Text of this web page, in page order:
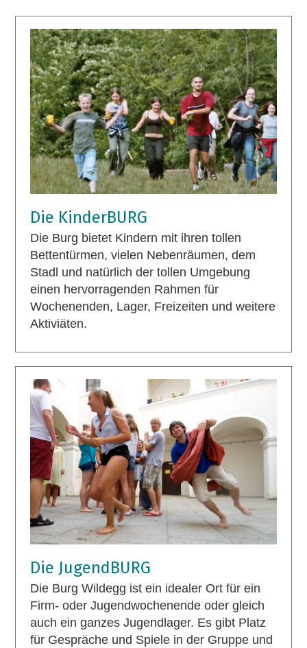
Die KinderBURG
Die Burg bietet Kindern mit ihren tollen
Bettentürmen, vielen Nebenräumen, dem
Stadl und natürlich der tollen Umgebung
einen hervorragenden Rahmen für
Wochenenden, Lager, Freizeiten und weitere
Aktiviäten.
Die JugendBURG
Die Burg Wildegg ist ein idealer Ort für ein
Firm- oder Jugendwochenende oder gleich
auch ein ganzes Jugendlager. Es gibt Platz
für Gespräche und Spiele in der Gruppe und